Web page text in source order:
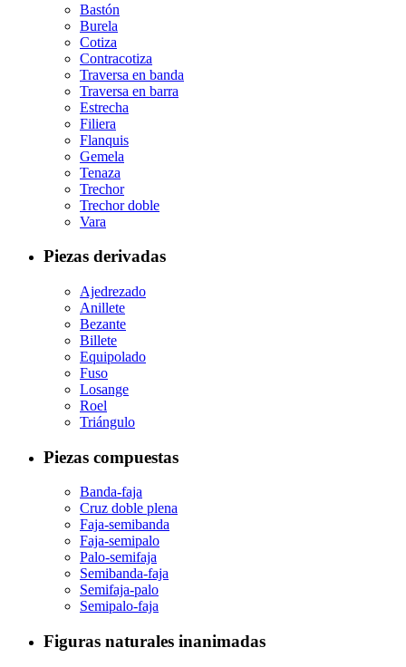
Bastón
Burela
Cotiza
Contracotiza
Traversa en banda
Traversa en barra
Estrecha
Filiera
Flanquis
Gemela
Tenaza
Trechor
Trechor doble
Vara
Piezas derivadas
Ajedrezado
Anillete
Bezante
Billete
Equipolado
Fuso
Losange
Roel
Triángulo
Piezas compuestas
Banda-faja
Cruz doble plena
Faja-semibanda
Faja-semipalo
Palo-semifaja
Semibanda-faja
Semifaja-palo
Semipalo-faja
Figuras naturales inanimadas